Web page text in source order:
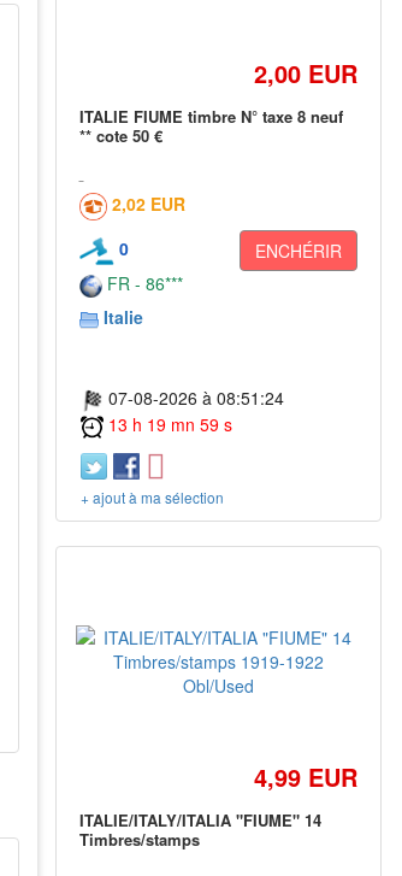
2,00 EUR
ITALIE FIUME timbre N° taxe 8 neuf
** cote 50 €
2,02 EUR
0
ENCHÉRIR
FR - 86***
Italie
07-08-2026 à 08:51:24
13 h 19 mn 59 s
+ ajout à ma sélection
4,99 EUR
ITALIE/ITALY/ITALIA "FIUME" 14
Timbres/stamps